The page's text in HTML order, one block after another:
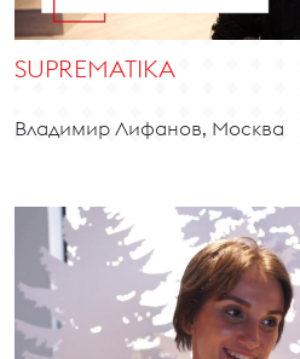
SUPREMATIKA
Владимир Лифанов, Москва